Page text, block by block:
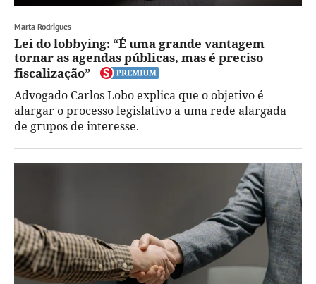
Marta Rodrigues
Lei do lobbying: “É uma grande vantagem
tornar as agendas públicas, mas é preciso
fiscalização”
Advogado Carlos Lobo explica que o objetivo é
alargar o processo legislativo a uma rede alargada
de grupos de interesse.